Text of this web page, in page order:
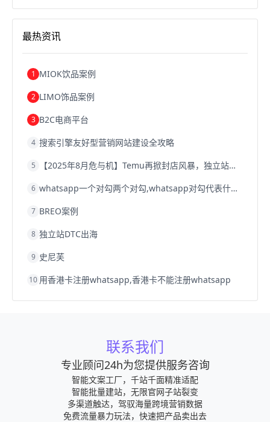
跨境电商关税
跨境电商建站
浙江跨境电商宁波跨境电商跨境电商的模式
跨境电商优势跨境电商的优势
最热资讯
1 MIOK饮品案例
2 LIMO饰品案例
3 B2C电商平台
4 搜索引擎友好型营销网站建设全攻略
5 【2025年8月危与机】Temu再掀封店风暴，独立站才是跨境卖家的避险通道
6 whatsapp一个对勾两个对勾,whatsapp对勾代表什么意思
7 BREO案例
8 独立站DTC出海
9 史尼芙
10 用香港卡注册whatsapp,香港卡不能注册whatsapp
联系我们
专业顾问24h为您提供服务咨询
智能文案工厂，千站千面精准适配
智能批量建站，无限官网子站裂变
多渠道触达，驾驭海量跨境营销数据
免费流量暴力玩法，快速把产品卖出去